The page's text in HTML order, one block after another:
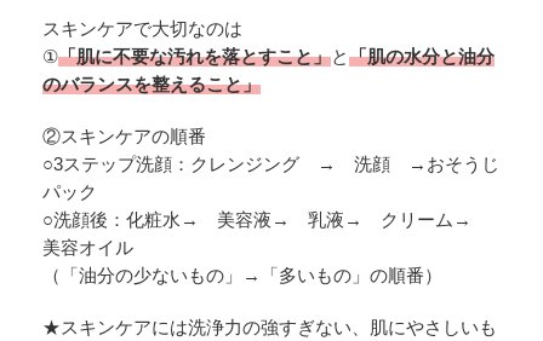
スキンケアで大切なのは
①「肌に不要な汚れを落とすこと」と「肌の水分と油分
のバランスを整えること」
②スキンケアの順番
○3ステップ洗顔：クレンジング → 洗顔 →おそうじ
パック
○洗顔後：化粧水→ 美容液→ 乳液→ クリーム→
美容オイル
（「油分の少ないもの」→「多いもの」の順番）
★スキンケアには洗浄力の強すぎない、肌にやさしいも